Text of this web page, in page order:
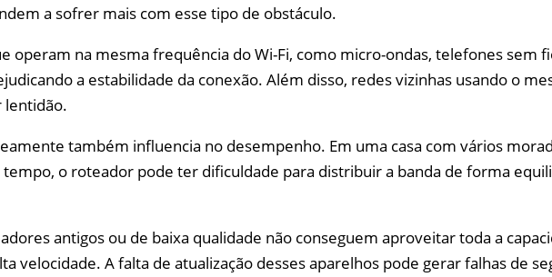
a sofrer mais com esse tipo de obstáculo.
na mesma frequência do Wi-Fi, como micro-ondas, telefones sem
a estabilidade da conexão. Além disso, redes vizinhas usando o
lentidão.
também influencia no desempenho. Em uma casa com vários
o roteador pode ter dificuldade para distribuir a banda de forma
antigos ou de baixa qualidade não conseguem aproveitar toda a
velocidade. A falta de atualização desses aparelhos pode gerar falhas de